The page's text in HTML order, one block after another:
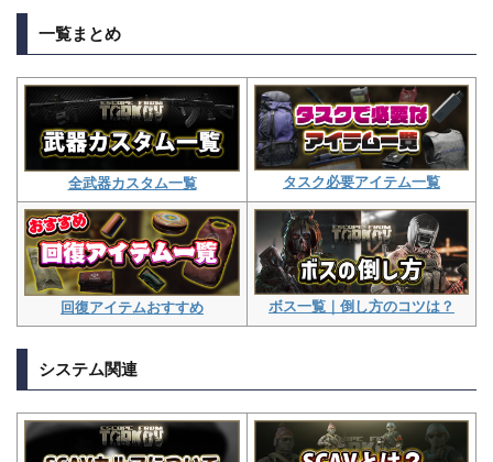
一覧まとめ
全武器カスタム一覧 タスク必要アイテム一覧
回復アイテムおすすめ ボス一覧｜倒し方のコツは？
システム関連